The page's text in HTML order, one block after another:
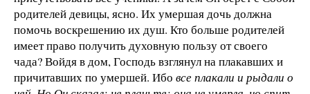
родителей девицы, ясно. Их умершая дочь должна
помочь воскрешению их душ. Кто больше родителей
имеет право получить духовную пользу от своего
чада? Войдя в дом, Господь взглянул на плакавших и
причитавших по умершей. Ибо все плакали и рыдали о